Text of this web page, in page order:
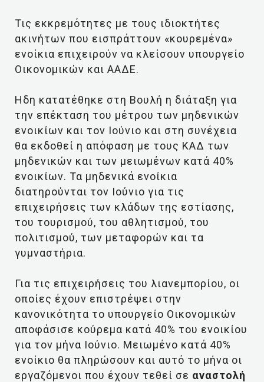
Τις εκκρεμότητες με τους ιδιοκτήτες
ακινήτων που εισπράττουν «κουρεμένα»
ενοίκια επιχειρούν να κλείσουν υπουργείο
Οικονομικών και ΑΑΔΕ.
Ηδη κατατέθηκε στη Βουλή η διάταξη για
την επέκταση του μέτρου των μηδενικών
ενοικίων και τον Ιούνιο και στη συνέχεια
θα εκδοθεί η απόφαση με τους ΚΑΔ των
μηδενικών και των μειωμένων κατά 40%
ενοικίων. Τα μηδενικά ενοίκια
διατηρούνται τον Ιούνιο για τις
επιχειρήσεις των κλάδων της εστίασης,
του τουρισμού, του αθλητισμού, του
πολιτισμού, των μεταφορών και τα
γυμναστήρια.
Για τις επιχειρήσεις του λιανεμπορίου, οι
οποίες έχουν επιστρέψει στην
κανονικότητα το υπουργείο Οικονομικών
αποφάσισε κούρεμα κατά 40% του ενοικίου
για τον μήνα Ιούνιο. Μειωμένο κατά 40%
ενοίκιο θα πληρώσουν και αυτό το μήνα οι
εργαζόμενοι που έχουν τεθεί σε αναστολή